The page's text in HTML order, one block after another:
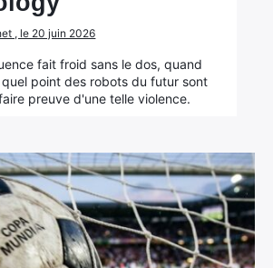
, le 20 juin 2026
fait froid sans le dos, quand
point des robots du futur sont
preuve d'une telle violence.